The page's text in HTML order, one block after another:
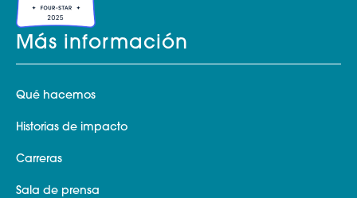
Más información
Qué hacemos
Historias de impacto
Carreras
Sala de prensa